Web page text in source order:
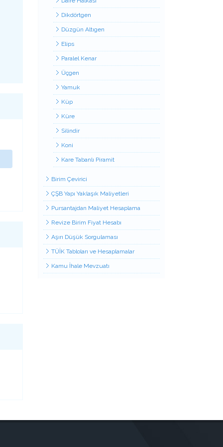
Dikdörtgen
Düzgün Altıgen
Elips
Paralel Kenar
Üçgen
Yamuk
Küp
Küre
Silindir
Koni
Kare Tabanlı Piramit
Birim Çevirici
ÇŞB Yapı Yaklaşık Maliyetleri
Pursantajdan Maliyet Hesaplama
Revize Birim Fiyat Hesabı
Aşırı Düşük Sorgulaması
TÜİK Tabloları ve Hesaplamalar
Kamu İhale Mevzuatı